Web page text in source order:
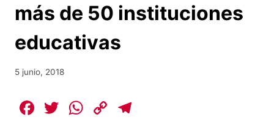
más de 50 instituciones
educativas
5 junio, 2018
F
T
W C